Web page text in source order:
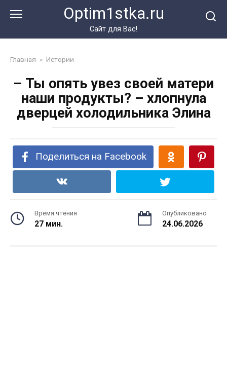
Optim1stka.ru
Сайт для Вас!
Главная » Истории
– Ты опять увез своей матери
наши продукты? – хлопнула
дверцей холодильника Элина
Поделиться на Facebook
Время чтения
27 мин.
Опубликовано
24.06.2026